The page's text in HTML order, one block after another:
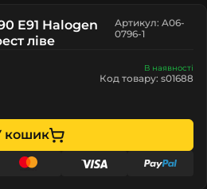
E91 Halogen
ліве
Артикул: A06-
0796-1
В наявності
Код товару: s01688
кошик